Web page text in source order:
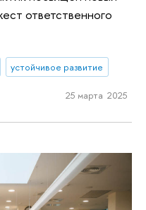
ответственного
устойчивое развитие
25 марта 2025